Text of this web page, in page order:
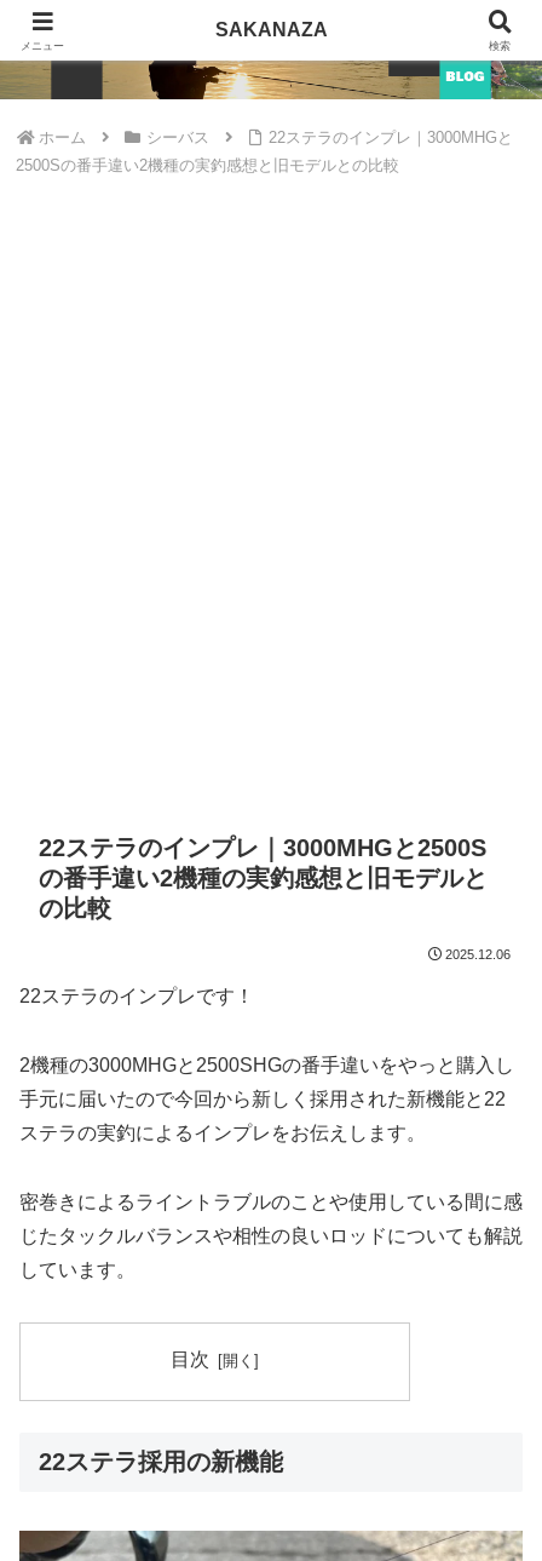
SAKANAZA
ホーム シーバス
22ステラのインプレ｜3000MHGと
2500Sの番手違い2機種の実釣感想と旧モデルとの比較
22ステラのインプレ｜3000MHGと2500S
の番手違い2機種の実釣感想と旧モデルと
の比較
2025.12.06
22ステラのインプレです！
2機種の3000MHGと2500SHGの番手違いをやっと購入し
手元に届いたので今回から新しく採用された新機能と22
ステラの実釣によるインプレをお伝えします。
密巻きによるライントラブルのことや使用している間に感
じたタックルバランスや相性の良いロッドについても解説
しています。
目次
22ステラ採用の新機能
メニュー
SAKANAZA
検索